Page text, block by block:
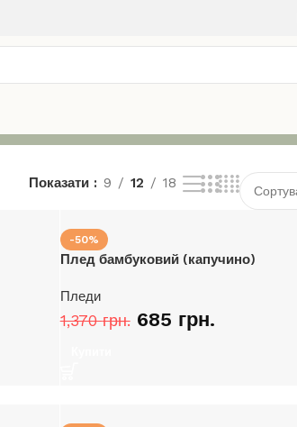
Показати 9 12 18
-50%
Плед бамбуковий (капучино)
Пледи
1,370грн. 685 грн.